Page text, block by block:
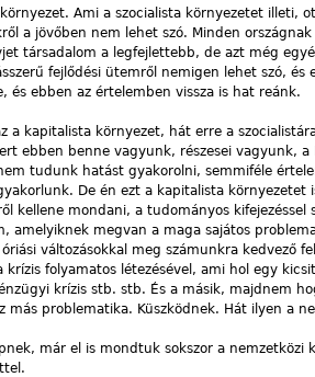
Ami a szocialista környezetet illeti,
a jövőben nem lehet szó. Minden
társadalom a legfejlettebb, de azt még
fejlődési ütemről nemigen lehet szó,
és ebben az értelemben vissza is hat reánk.
a kapitalista környezet, hát erre a
ebben benne vagyunk, részesei vagyunk,
tudunk hatást gyakorolni, semmiféle
De én ezt a kapitalista
kellene mondani, a tudományos
amelyiknek megvan a maga sajátos
változásokkal meg számunkra kedvező
krízis folyamatos létezésével, ami hol egy
krízis stb. stb. És a másik, majdnem
más problematika. Küszködnek. Hát ilyen a
már el is mondtuk sokszor a